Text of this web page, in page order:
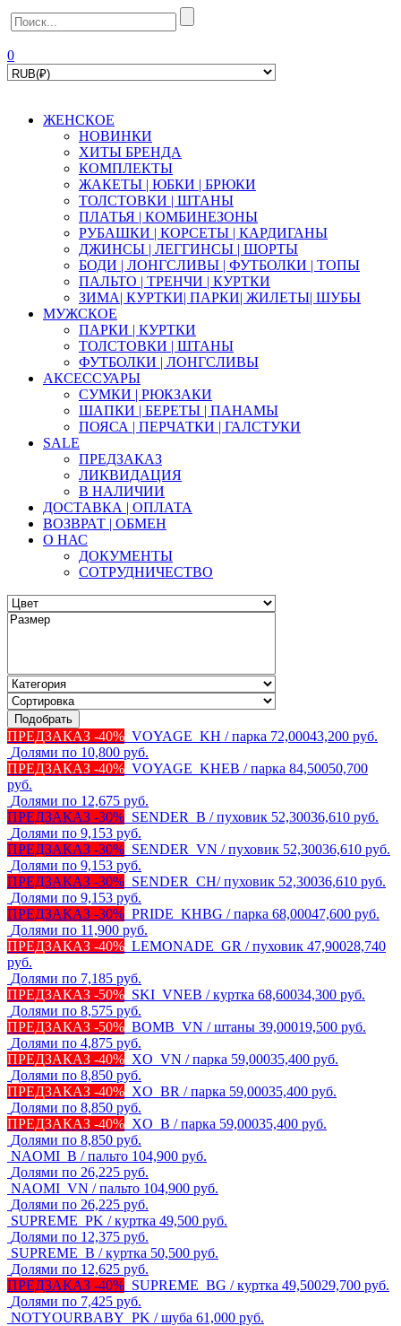
0
ЖЕНСКОЕ
НОВИНКИ
ХИТЫ БРЕНДА
КОМПЛЕКТЫ
ЖАКЕТЫ | ЮБКИ | БРЮКИ
ТОЛСТОВКИ | ШТАНЫ
ПЛАТЬЯ | КОМБИНЕЗОНЫ
РУБАШКИ | КOPСЕТЫ | КАРДИГАНЫ
ДЖИНСЫ | ЛЕГГИНСЫ | ШОРТЫ
БОДИ | ЛОНГСЛИВЫ | ФУТБОЛКИ | ТОПЫ
ПАЛЬТО | ТРЕНЧИ | КУРТКИ
ЗИМА| КУРТКИ| ПАРКИ| ЖИЛЕТЫ| ШУБЫ
МУЖСКОЕ
ПАРКИ | КУРТКИ
ТОЛСТОВКИ | ШТАНЫ
ФУТБОЛКИ | ЛОНГСЛИВЫ
АКСЕССУАРЫ
СУМКИ | РЮКЗАКИ
ШАПКИ | БЕРЕТЫ | ПАНАМЫ
ПОЯСА | ПЕРЧАТКИ | ГАЛСТУКИ
SALE
ПРЕДЗАКАЗ
ЛИКВИДАЦИЯ
В НАЛИЧИИ
ДОСТАВКА | ОПЛАТА
ВОЗВРАТ | ОБМЕН
О НАС
ДОКУМЕНТЫ
СОТРУДНИЧЕСТВО
ПРЕДЗАКАЗ -40% VOYAGE_KH / парка 72,00043,200 руб.
Долями по 10,800 руб.
ПРЕДЗАКАЗ -40% VOYAGE_KHEB / парка 84,50050,700
руб.
Долями по 12,675 руб.
ПРЕДЗАКАЗ -30% SENDER_B / пуховик 52,30036,610 руб.
Долями по 9,153 руб.
ПРЕДЗАКАЗ -30% SENDER_VN / пуховик 52,30036,610 руб.
Долями по 9,153 руб.
ПРЕДЗАКАЗ -30% SENDER_CH/ пуховик 52,30036,610 руб.
Долями по 9,153 руб.
ПРЕДЗАКАЗ -30% PRIDE_KHBG / парка 68,00047,600 руб.
Долями по 11,900 руб.
ПРЕДЗАКАЗ -40% LEMONADE_GR / пуховик 47,90028,740
руб.
Долями по 7,185 руб.
ПРЕДЗАКАЗ -50% SKI_VNEB / куртка 68,60034,300 руб.
Долями по 8,575 руб.
ПРЕДЗАКАЗ -50% BOMB_VN / штаны 39,00019,500 руб.
Долями по 4,875 руб.
ПРЕДЗАКАЗ -40% XO_VN / парка 59,00035,400 руб.
Долями по 8,850 руб.
ПРЕДЗАКАЗ -40% XO_BR / парка 59,00035,400 руб.
Долями по 8,850 руб.
ПРЕДЗАКАЗ -40% XO_B / парка 59,00035,400 руб.
Долями по 8,850 руб.
NAOMI_B / пальто 104,900 руб.
Долями по 26,225 руб.
NAOMI_VN / пальто 104,900 руб.
Долями по 26,225 руб.
SUPREME_PK / куртка 49,500 руб.
Долями по 12,375 руб.
SUPREME_B / куртка 50,500 руб.
Долями по 12,625 руб.
ПРЕДЗАКАЗ -40% SUPREME_BG / куртка 49,50029,700 руб.
Долями по 7,425 руб.
NOTYOURBABY_PK / шуба 61,000 руб.